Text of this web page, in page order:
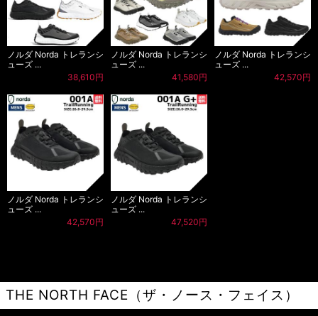
ノルダ Norda トレランシ
ューズ ...
38,610円
ノルダ Norda トレランシ
ューズ ...
41,580円
ノルダ Norda トレランシ
ューズ ...
42,570円
ノルダ Norda トレランシ
ューズ ...
42,570円
ノルダ Norda トレランシ
ューズ ...
47,520円
THE NORTH FACE（ザ・ノース・フェイス）